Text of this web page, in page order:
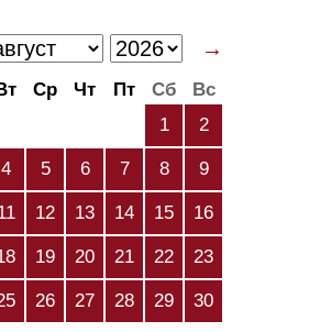
→
Ср Чт Пт Сб
Вс
1
2
4 5 6 7 8 9
12 13 14 15 16
19 20 21 22 23
26 27 28 29 30